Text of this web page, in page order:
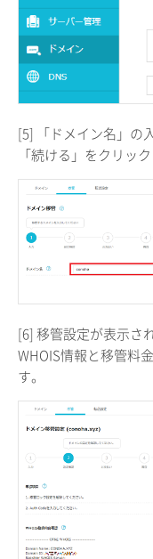
[5] 「ドメイン名」の
「続ける」をクリック
[6] 移管設定が表示さ
WHOIS情報と移管料
す。